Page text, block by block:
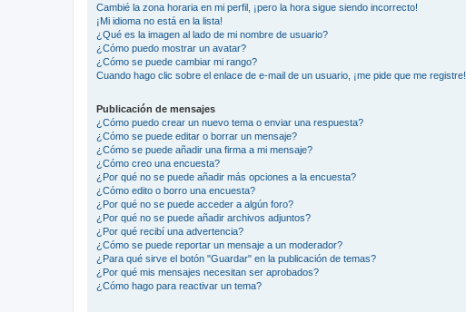
Cambié la zona horaria en mi perfil, ¡pero la hora sigue siendo incorrecto!
¡Mi idioma no está en la lista!
¿Qué es la imagen al lado de mi nombre de usuario?
¿Cómo puedo mostrar un avatar?
¿Cómo se puede cambiar mi rango?
Cuando hago clic sobre el enlace de e-mail de un usuario, ¡me pide que me registre!
Publicación de mensajes
¿Cómo puedo crear un nuevo tema o enviar una respuesta?
¿Cómo se puede editar o borrar un mensaje?
¿Cómo se puede añadir una firma a mi mensaje?
¿Cómo creo una encuesta?
¿Por qué no se puede añadir más opciones a la encuesta?
¿Cómo edito o borro una encuesta?
¿Por qué no se puede acceder a algún foro?
¿Por qué no se puede añadir archivos adjuntos?
¿Por qué recibí una advertencia?
¿Cómo se puede reportar un mensaje a un moderador?
¿Para qué sirve el botón "Guardar" en la publicación de temas?
¿Por qué mis mensajes necesitan ser aprobados?
¿Cómo hago para reactivar un tema?